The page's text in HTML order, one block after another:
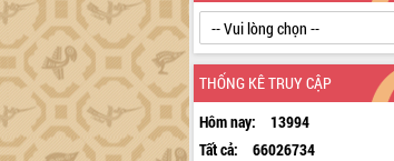
THỐNG KÊ TRUY CẬP
Hôm nay:
13994
Tất cả:
66026734